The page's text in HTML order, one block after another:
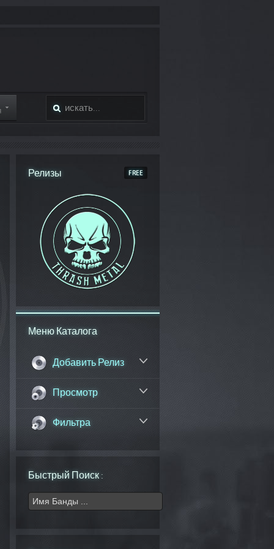
Релизы
Меню Каталога
Добавить Релиз
Просмотр
Фильтра
Быстрый Поиск :